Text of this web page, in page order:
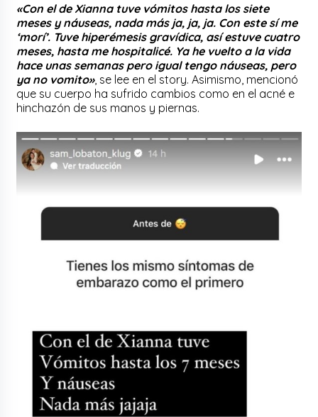
«Con el de Xianna tuve vómitos hasta los siete
meses y náuseas, nada más ja, ja, ja. Con este sí me
‘morí’. Tuve hiperémesis gravídica, así estuve cuatro
meses, hasta me hospitalicé. Ya he vuelto a la vida
hace unas semanas pero igual tengo náuseas, pero
ya no vomito», se lee en el story. Asimismo, mencionó
que su cuerpo ha sufrido cambios como en el acné e
hinchazón de sus manos y piernas.